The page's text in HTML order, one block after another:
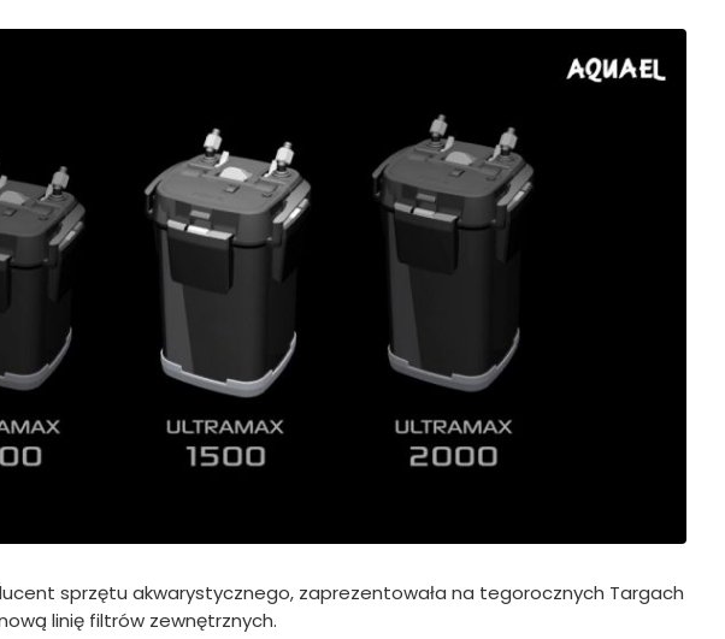
sprzętu akwarystycznego, zaprezentowała na tegorocznych Targach
linię filtrów zewnętrznych.